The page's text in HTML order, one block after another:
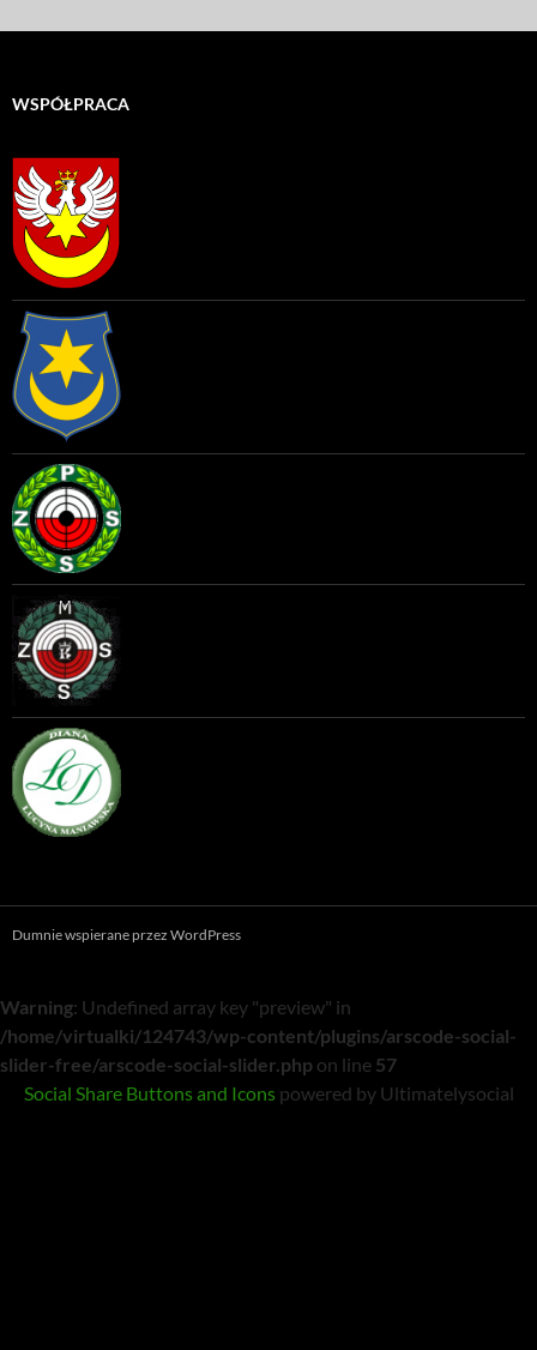
WSPÓŁPRACA
Dumnie wspierane przez WordPress
Warning: Undefined array key "preview" in
/home/virtualki/124743/wp-content/plugins/arscode-social-
slider-free/arscode-social-slider.php on line 57
Social Share Buttons and Iconspowered by Ultimatelysocial